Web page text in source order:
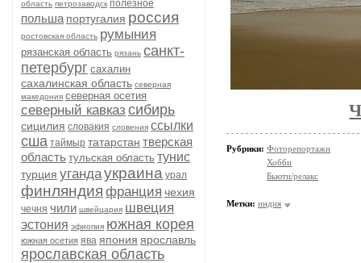
область петрозаводск полезное
польша португалия россия
ростовская область румыния
рязанская область рязань санкт-
петербург сахалин
сахалинская область северная
македония северная осетия
северный кавказ сибирь
сицилия словакия словения ссылки
сша таймыр татарстан тверская
область тульская область тунис
турция угандаукраина урал
финляндия франция чехия
чечня чили швейцария швеция
эстония эфиопия южная корея
южная осетия ява япония ярославль
ярославская область
Рубрики: Фоторепортажи
Хобби
Бьюти/релакс
Метки: индия